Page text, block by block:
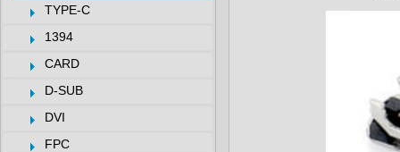
TYPE-C
1394
CARD
D-SUB
DVI
FPC